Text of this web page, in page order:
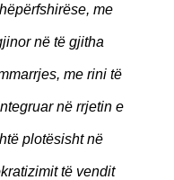
me
në të gjitha
me rini të
në rrjetin e
plotësisht në
të vendit